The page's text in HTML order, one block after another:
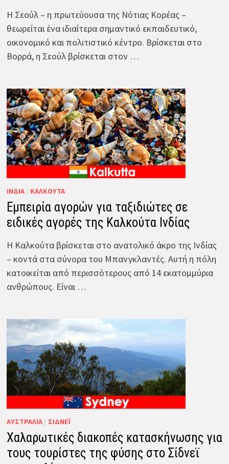
Η Σεούλ – η πρωτεύουσα της Νότιας Κορέας –
θεωρείται ένα ιδιαίτερα σημαντικό εκπαιδευτικό,
οικονομικό και πολιτιστικό κέντρο. Βρίσκεται στο
Βορρά, η Σεούλ βρίσκεται στον …
ΙΝΔΊΑ/ ΚΑΛΚΟΎΤΑ
Εμπειρία αγορών για ταξιδιώτες σε
ειδικές αγορές της Καλκούτα Ινδίας
Η Καλκούτα βρίσκεται στο ανατολικό άκρο της Ινδίας
– κοντά στα σύνορα του Μπανγκλαντές. Αυτή η πόλη
κατοικείται από περισσότερους από 14 εκατομμύρια
ανθρώπους. Είναι …
ΑΥΣΤΡΑΛΊΑ/ ΣΊΔΝΕΪ
Χαλαρωτικές διακοπές κατασκήνωσης για
τους τουρίστες της φύσης στο Σίδνεϊ